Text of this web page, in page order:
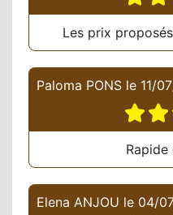
Les prix
Paloma PONS le 11/
Elena ANJOU le 04/